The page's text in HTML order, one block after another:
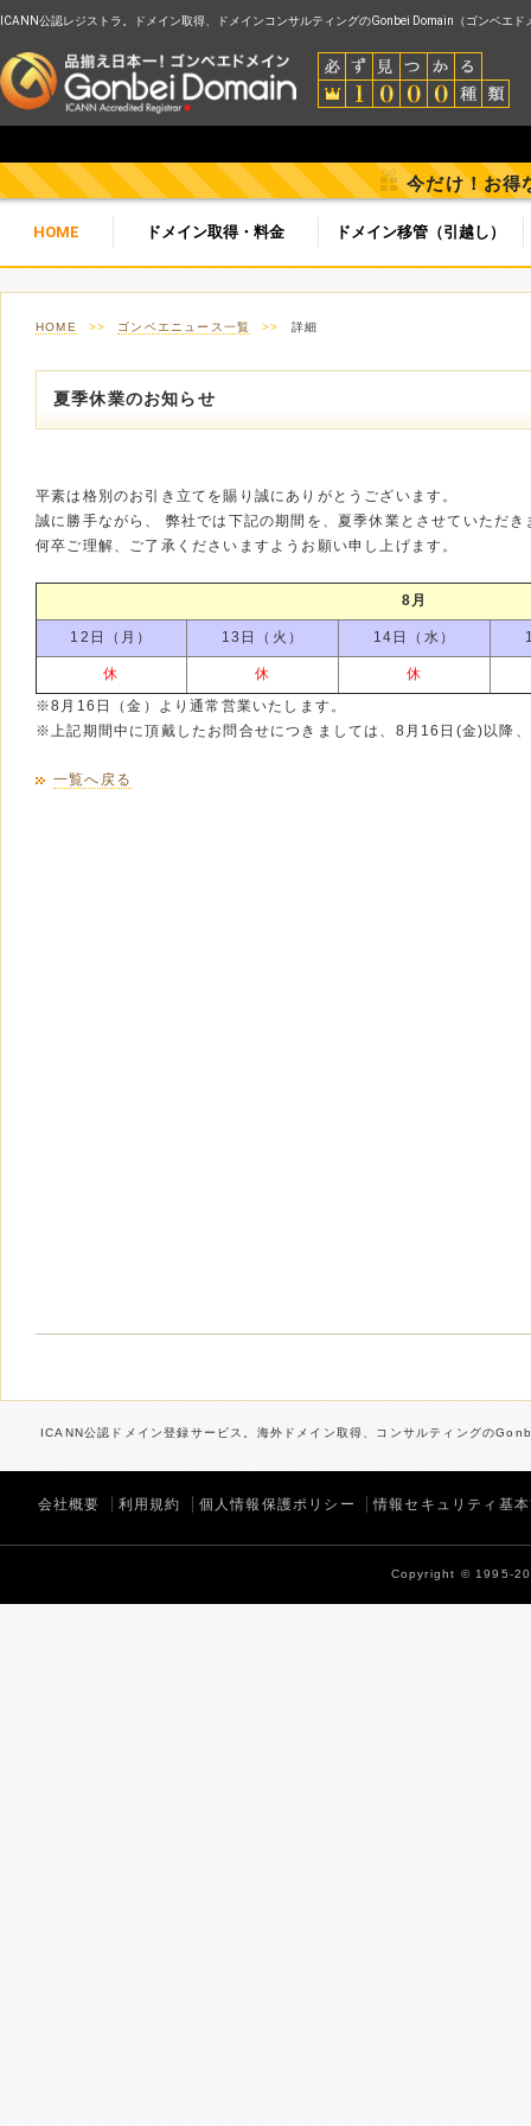
ICANN公認レジストラ。ドメイン取得、ドメインコンサルティングのGonbei Domain（ゴンベエド
今だけ！お得
HOME ドメイン取得・料金 ドメイン移管（引越し）
HOME >> ゴンベエニュース一覧 >> 詳細
夏季休業のお知らせ
平素は格別のお引き立てを賜り誠にありがとうございます。
誠に勝手ながら、 弊社では下記の期間を、夏季休業とさせていただき
何卒ご理解、ご了承くださいますようお願い申し上げます。
8月
12日（月） 13日（火） 14日（水）
休 休
休
※8月16日（金）より通常営業いたします。
※上記期間中に頂戴したお問合せにつきましては、8月16日(金)以降
一覧へ戻る
ICANN公認ドメイン登録サービス。海外ドメイン取得、コンサルティングの
会社概要 利用規約 個人情報保護ポリシー 情報セキュリティ基
Copyright © 1995-